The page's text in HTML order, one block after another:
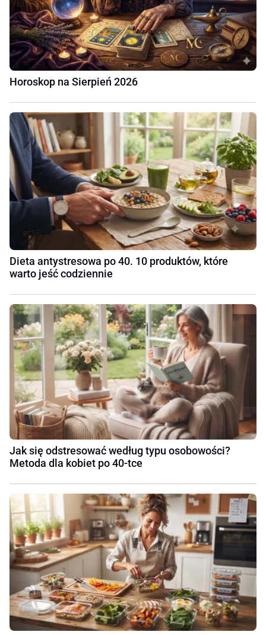
Horoskop na Sierpień 2026
Dieta antystresowa po 40. 10 produktów, które
warto jeść codziennie
Jak się odstresować według typu osobowości?
Metoda dla kobiet po 40-tce